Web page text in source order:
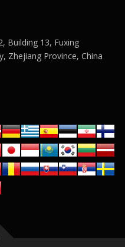
Building 13, Fuxing
Zhejiang Province, China